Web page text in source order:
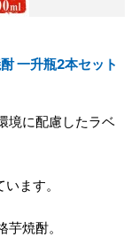
一升瓶2本セット
境に配慮したラベ
ます。
焼酎。